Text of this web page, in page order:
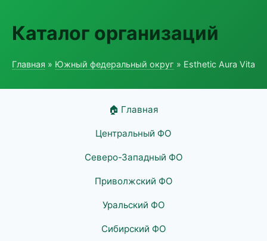
Каталог организаций
Главная » Южный федеральный округ » Esthetic Aura Vita
🏠 Главная
Центральный ФО
Северо-Западный ФО
Приволжский ФО
Уральский ФО
Сибирский ФО